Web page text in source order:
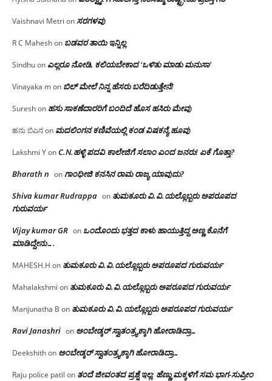
Vaishnavi Metri onಸರಗಳವು
R C Maheshon ಬಡವರ ತಾಯಿ ಇನ್ನಿಲ್ಲ
Sindhuon ಎಲ್ಲರೂ ನೋಡಿ, ಕಲಿಯಬೇಕಾದ ‘ಒಳಿತು ಮಾಡು ಮನುಸಾ’
Vinayaka mon ಬಿಲ್ ಮೇಲೆ ನಿನ್ನ ಹೆಸರು ಬರೆದಿಡುತ್ತೇನೆ!
Sureshon ಹಸು ಸಾಕಣೆದಾರರಿಗೆ ಬಂದಿದೆ ಹೊಸ ಹಸಿರು ಮೇವು
ಹನು ಬಿಎನon ಮದಲಿಂಗನ ಕಣಿವೆಯಲ್ಲಿ ಕಂಡ ವಿಷಕನ್ಯೆ ಹೂವು
Lakshmi YonC.N.ಹಳ್ಳಿ ಪದವಿ ಕಾಲೇಜಿಗೆ ಸಲಾಂ‌ ಎಂದ ಜನರು! ಏಕೆ ಗೊತ್ತಾ?
Bharath n onಗಾಂಧೀಜಿ ಕನಸಿನ ರಾಮ ರಾಜ್ಯ ಯಾವುದು?
Shiva kumar Rudrappa on ತುಮಕೂರು‌ ವಿ.ವಿ.ಯಲ್ಲೊಬ್ಬರು ಅಪರೂಪದ
ಗುರುವರ್ಯ
Vijay kumar GR on ಒಂದೊಂದು ಭತ್ತದ ಕಾಳು ಹಾಯುತ್ತಿದ್ದ ಅಣ್ಣ ಕೊನೆಗೆ
ಮಾಡಿದ್ದೇನು….
MAHESH.H on ತುಮಕೂರು‌ ವಿ.ವಿ.ಯಲ್ಲೊಬ್ಬರು ಅಪರೂಪದ ಗುರುವರ್ಯ
Mahalakshmi on ತುಮಕೂರು‌ ವಿ.ವಿ.ಯಲ್ಲೊಬ್ಬರು ಅಪರೂಪದ ಗುರುವರ್ಯ
Manjunatha B on ತುಮಕೂರು‌ ವಿ.ವಿ.ಯಲ್ಲೊಬ್ಬರು ಅಪರೂಪದ ಗುರುವರ್ಯ
Ravi Janashri on ಅಂಬೇಡ್ಕರ್ ಸ್ವಾತಂತ್ರ್ಯಕ್ಕಾಗಿ ಹೋರಾಡಿದ್ರಾ…
Deekshithon ಅಂಬೇಡ್ಕರ್ ಸ್ವಾತಂತ್ರ್ಯಕ್ಕಾಗಿ ಹೋರಾಡಿದ್ರಾ…
Raju police patil on ತಂದೆ ಜೀವಂತದ ಪ್ರಶ್ನೆ ಇಲ್ಲ: ಹೆಣ್ಣು ಮಕ್ಕಳಿಗೆ ಸಮ ಭಾಗ-ಸುಪ್ರೀಂ